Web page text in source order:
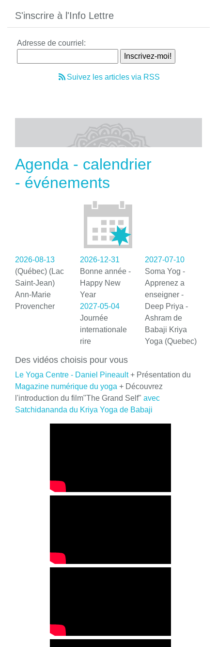
S'inscrire à l'Info Lettre
Adresse de courriel:
Suivez les articles via RSS
Agenda - calendrier
- événements
2026-08-13
(Québec) (Lac
Saint-Jean)
Ann-Marie
Provencher
2026-12-31
Bonne année -
Happy New
Year
2027-05-04
Journée
internationale
rire
2027-07-10
Soma Yog -
Apprenez a
enseigner -
Deep Priya -
Ashram de
Babaji Kriya
Yoga (Quebec)
Des vidéos choisis pour vous
Le Yoga Centre - Daniel Pineault+ Présentation du
Magazine numérique du yoga + Découvrez
l'introduction du film"The Grand Self" avec
Satchidananda du Kriya Yoga de Babaji